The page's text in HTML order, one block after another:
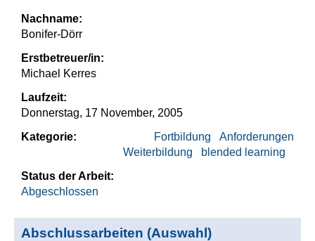
Nachname:
Bonifer-Dörr
Erstbetreuer/in:
Michael Kerres
Laufzeit:
Donnerstag, 17 November, 2005
Kategorie:
Anforderungen
Fortbildung
blended learning
Weiterbildung
Status der Arbeit:
Abgeschlossen
Abschlussarbeiten (Auswahl)